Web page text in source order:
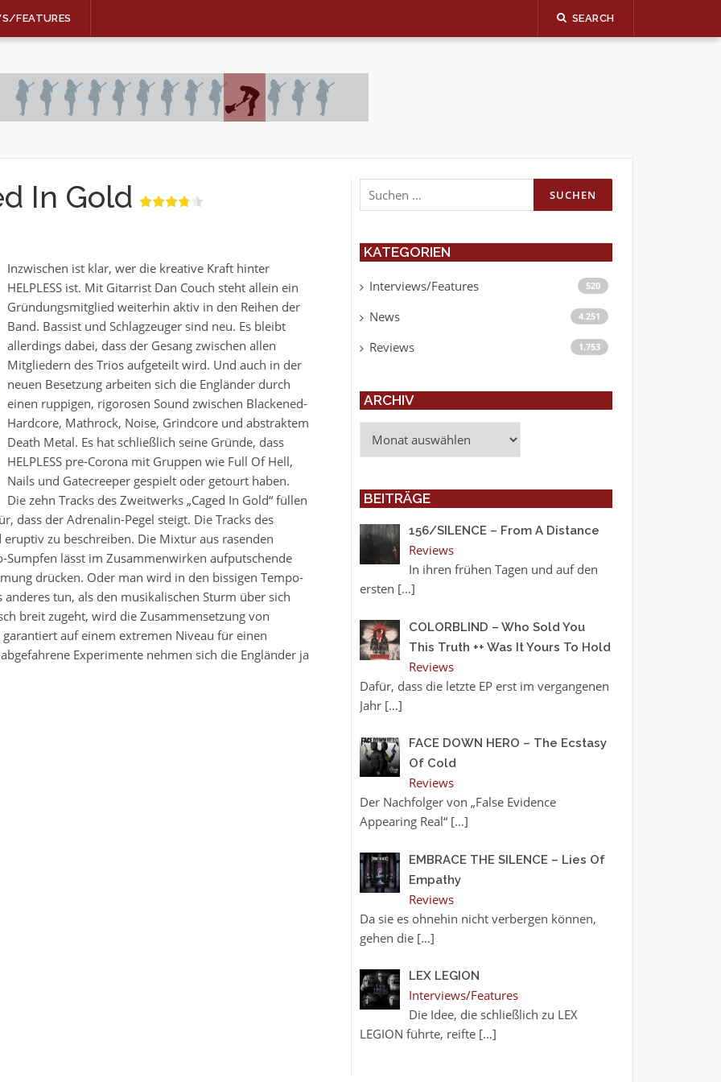
FEATURES SEARCH
In Gold
Inzwischen ist klar, wer die kreative Kraft hinter
HELPLESS ist. Mit Gitarrist Dan Couch steht allein ein
Gründungsmitglied weiterhin aktiv in den Reihen der
Band. Bassist und Schlagzeuger sind neu. Es bleibt
allerdings dabei, dass der Gesang zwischen allen
Mitgliedern des Trios aufgeteilt wird. Und auch in der
neuen Besetzung arbeiten sich die Engländer durch
einen ruppigen, rigorosen Sound zwischen Blackened-
Hardcore, Mathrock, Noise, Grindcore und abstraktem
Death Metal. Es hat schließlich seine Gründe, dass
HELPLESS pre-Corona mit Gruppen wie Full Of Hell,
Nails und Gatecreeper gespielt oder getourt haben.
Die zehn Tracks des Zweitwerks „Caged In Gold“ füllen
dass der Adrenalin-Pegel steigt. Die Tracks des
zu beschreiben. Die Mixtur aus rasenden
lässt im Zusammenwirken aufputschende
drücken. Oder man wird in den bissigen Tempo-
tun, als den musikalischen Sturm über sich
breit zugeht, wird die Zusammensetzung von
auf einem extremen Niveau für einen
Experimente nehmen sich die Engländer ja
Suchen
nach:
KATEGORIEN
Interviews/Features 520
News 4.251
Reviews 1.753
ARCHIV
BEITRÄGE
156/SILENCE – From A Distance
Reviews
In ihren frühen Tagen und auf den
ersten […]
COLORBLIND – Who Sold You
This Truth ++ Was It Yours To Hold
Reviews
Dafür, dass die letzte EP erst im vergangenen
Jahr […]
FACE DOWN HERO – The Ecstasy
Of Cold
Reviews
Der Nachfolger von „False Evidence
Appearing Real“ […]
EMBRACE THE SILENCE – Lies Of
Empathy
Reviews
Da sie es ohnehin nicht verbergen können,
gehen die […]
LEX LEGION
Interviews/Features
Die Idee, die schließlich zu LEX
LEGION führte, reifte […]